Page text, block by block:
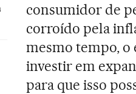
consumidor de
corroído pela
mesmo tempo, o
investir em
para que isso